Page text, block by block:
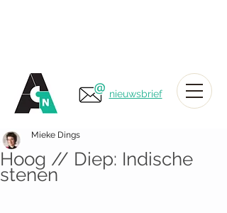
nieuwsbrief
Hoog // Diep: Indische
stenen
Mieke Dings